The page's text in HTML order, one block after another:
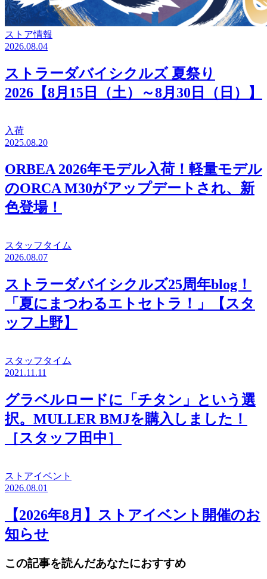
ストア情報
2026.08.04
ストラーダバイシクルズ 夏祭り
2026【8月15日（土）～8月30日（日）】
入荷
2025.08.20
ORBEA 2026年モデル入荷！軽量モデル
のORCA M30がアップデートされ、新
色登場！
スタッフタイム
2026.08.07
ストラーダバイシクルズ25周年blog！
「夏にまつわるエトセトラ！」【スタ
ッフ上野】
スタッフタイム
2021.11.11
グラベルロードに「チタン」という選
択。MULLER BMJを購入しました！
［スタッフ田中］
ストアイベント
2026.08.01
【2026年8月】ストアイベント開催のお
知らせ
この記事を読んだあなたにおすすめ